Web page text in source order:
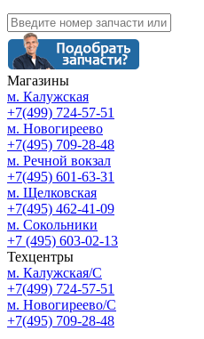
Магазины
м. Калужская
+7(499) 724-57-51
м. Новогиреево
+7(495) 709-28-48
м. Речной вокзал
+7(495) 601-63-31
м. Щелковская
+7(495) 462-41-09
м. Сокольники
+7 (495) 603-02-13
Техцентры
м. Калужская/С
+7(499) 724-57-51
м. Новогиреево/С
+7(495) 709-28-48